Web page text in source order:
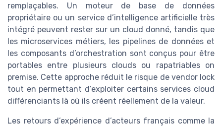
remplaçables. Un moteur de base de données
propriétaire ou un service d’intelligence artificielle très
intégré peuvent rester sur un cloud donné, tandis que
les microservices métiers, les pipelines de données et
les composants d’orchestration sont conçus pour être
portables entre plusieurs clouds ou rapatriables on
premise. Cette approche réduit le risque de vendor lock
tout en permettant d’exploiter certains services cloud
différenciants là où ils créent réellement de la valeur.
Les retours d’expérience d’acteurs français comme la